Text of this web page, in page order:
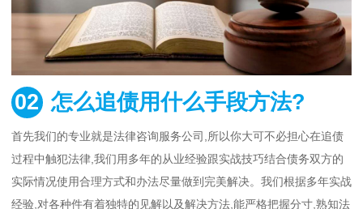
02 怎么追债用什么手段方法?
首先我们的专业就是法律咨询服务公司,所以你大可不必担心在追债
过程中触犯法律,我们用多年的从业经验跟实战技巧结合债务双方的
实际情况使用合理方式和办法尽量做到完美解决。我们根据多年实战
经验,对各种件有着独特的见解以及解决方法,能严格把握分寸,熟知法